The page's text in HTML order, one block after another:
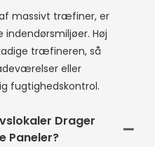
massivt træfiner, er
Høj
træfineren, så
eller
fugtighedskontrol.
Drager
Paneler?